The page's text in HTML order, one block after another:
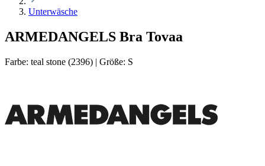
Unterwäsche
ARMEDANGELS Bra Tovaa
Farbe: teal stone (2396) | Größe: S